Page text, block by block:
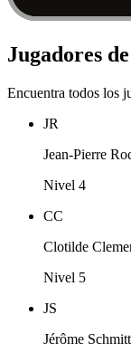
Jugadores
Encuentra todos los
JR
Jean-Pierre
Nivel 4
CC
Clotilde
Nivel 5
JS
Jérôme Schmitt